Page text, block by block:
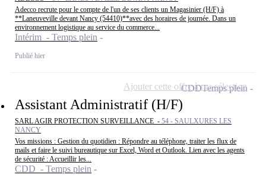
Adecco recrute pour le compte de l'un de ses clients un Magasinier (H/F) à
**Laneuveville devant Nancy (54410)**avec des horaires de journée. Dans un
environnement logistique au service du commerce...
Intérim - Temps plein
Publié hier
Assistant Administratif (H/F)
SARL AGIR PROTECTION SURVEILLANCE - 54 - SAULXURES LES
NANCY
Vos missions : Gestion du quotidien : Répondre au téléphone, traiter les flux de
mails et faire le suivi bureautique sur Excel, Word et Outlook. Lien avec les agents
de sécurité : Accueillir les...
CDD - Temps plein
CDDTemps plein
Ajouter cette offre à ma sélection